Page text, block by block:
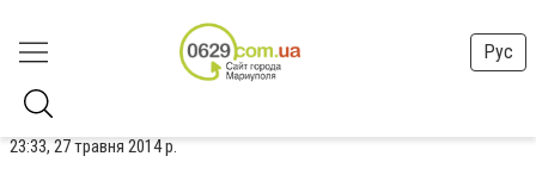
Рус
23:33, 27 травня 2014 р.